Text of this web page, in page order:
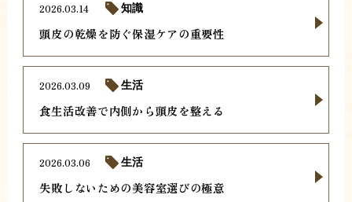
頭皮の乾燥を防ぐ保湿ケアの重要性
2026.03.14 知識
食生活改善で内側から頭皮を整える
2026.03.09 生活
失敗しないための美容室選びの極意
2026.03.06 生活